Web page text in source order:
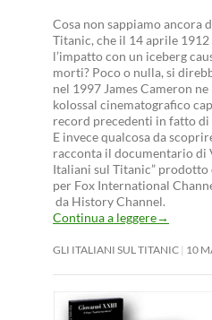
Cosa non sappiamo ancora
Titanic, che il 14 aprile
l’impatto con un iceberg
morti? Poco o nulla, si
nel 1997 James Cameron
kolossal cinematografico
record precedenti in fatto di
E invece qualcosa da
racconta il documentario di
Italiani sul Titanic”
per Fox International
da History Channel.
Continua a leggere→
GLI ITALIANI SUL TITANIC 10